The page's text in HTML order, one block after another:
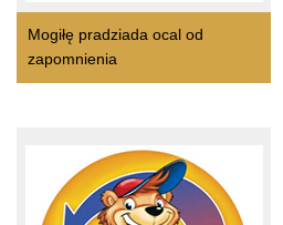
Mogiłę pradziada ocal od
zapomnienia